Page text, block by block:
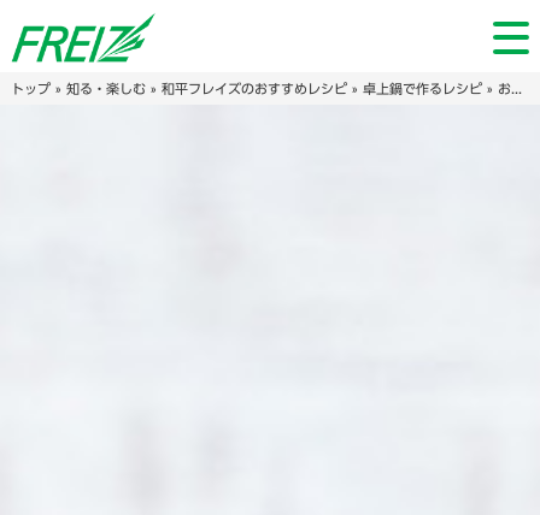
トップ» 知る・楽しむ» 和平フレイズのおすすめレシピ» 卓上鍋で作るレシピ» お茶漬けの素で！ふわふわ鶏団子鍋